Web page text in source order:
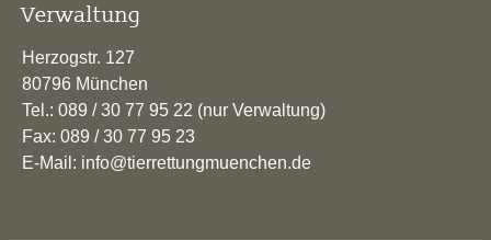
Verwaltung
Herzogstr. 127
80796 München
Tel.: 089 / 30 77 95 22 (nur Verwaltung)
Fax: 089 / 30 77 95 23
E-Mail: info@tierrettungmuenchen.de